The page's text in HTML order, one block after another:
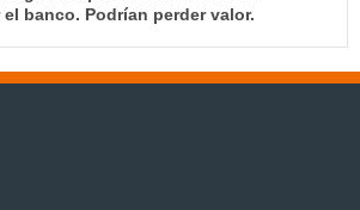
banco. Podrían perder valor.